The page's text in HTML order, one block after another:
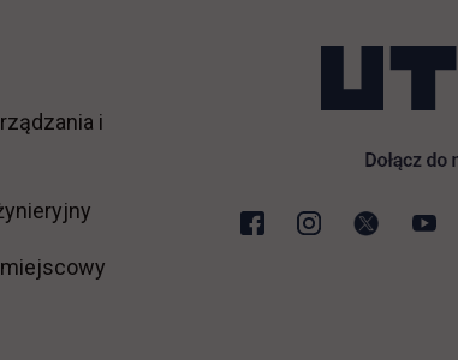
i
się w nowej karcie